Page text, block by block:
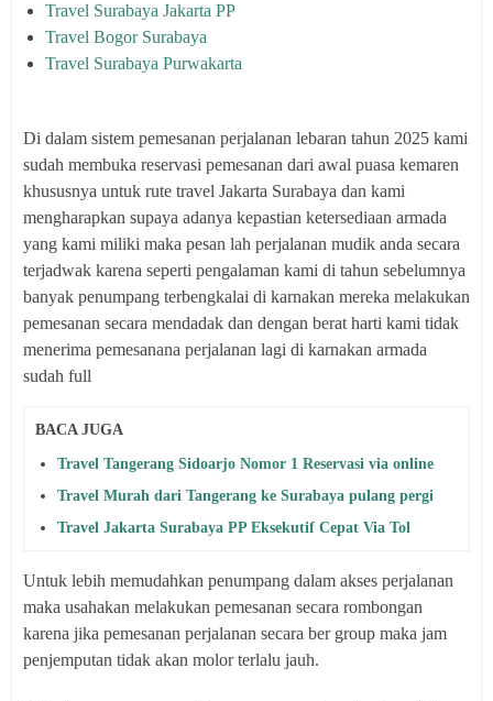
Travel Surabaya Jakarta PP
Travel Bogor Surabaya
Travel Surabaya Purwakarta
Di dalam sistem pemesanan perjalanan lebaran tahun 2025 kami
sudah membuka reservasi pemesanan dari awal puasa kemaren
khususnya untuk rute travel Jakarta Surabaya dan kami
mengharapkan supaya adanya kepastian ketersediaan armada
yang kami miliki maka pesan lah perjalanan mudik anda secara
terjadwak karena seperti pengalaman kami di tahun sebelumnya
banyak penumpang terbengkalai di karnakan mereka melakukan
pemesanan secara mendadak dan dengan berat harti kami tidak
menerima pemesanana perjalanan lagi di karnakan armada
sudah full
BACA JUGA
Travel Tangerang Sidoarjo Nomor 1 Reservasi via online
Travel Murah dari Tangerang ke Surabaya pulang pergi
Travel Jakarta Surabaya PP Eksekutif Cepat Via Tol
Untuk lebih memudahkan penumpang dalam akses perjalanan
maka usahakan melakukan pemesanan secara rombongan
karena jika pemesanan perjalanan secara ber group maka jam
penjemputan tidak akan molor terlalu jauh.